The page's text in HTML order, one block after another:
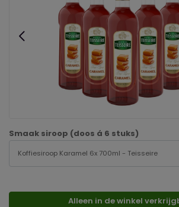
Smaak siroop (doos á 6 stuks)
Alleen in de winkel